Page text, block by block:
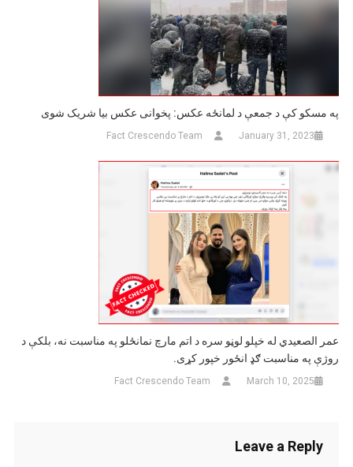
په مسکو کې د جمعې د لمانځه عکس: پخوانی عکس بیا شریک شوی
January 31, 2023
Fact Crescendo Team
عمر الصعيدي له خپلو لوڼو سره د اتم مارچ نمانځلو په مناسبت نه، بلکې د
روژې په مناسبت ګډ انځور خپور کړی.
March 10, 2025
Fact Crescendo Team
Leave a Reply